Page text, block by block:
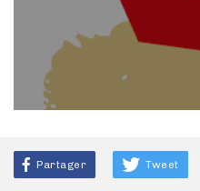
Partager Tweet